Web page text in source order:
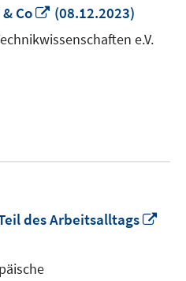
Co
In
neuem
Fenster
(08.12.2023)
e.V.
des Arbeitsalltags